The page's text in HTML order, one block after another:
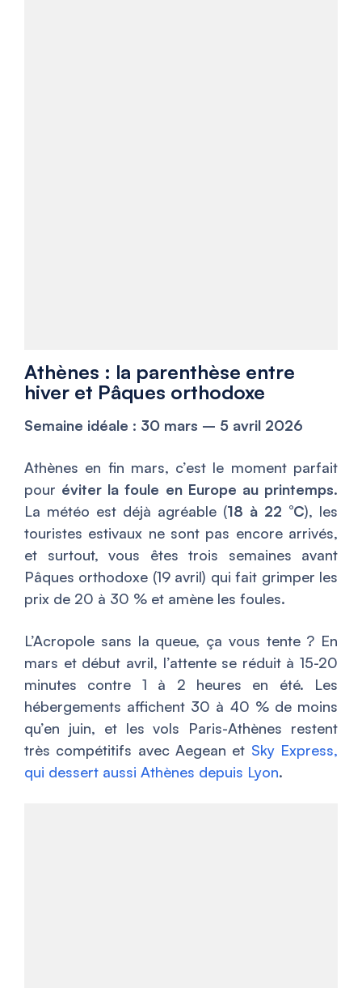
Athènes : la parenthèse entre
hiver et Pâques orthodoxe
Semaine idéale : 30 mars – 5 avril 2026
Athènes en fin mars, c’est le moment parfait
pour éviter la foule en Europe au printemps.
La météo est déjà agréable (18 à 22 °C), les
touristes estivaux ne sont pas encore arrivés,
et surtout, vous êtes trois semaines avant
Pâques orthodoxe (19 avril) qui fait grimper les
prix de 20 à 30 % et amène les foules.
L’Acropole sans la queue, ça vous tente ? En
mars et début avril, l’attente se réduit à 15-20
minutes contre 1 à 2 heures en été. Les
hébergements affichent 30 à 40 % de moins
qu’en juin, et les vols Paris-Athènes restent
très compétitifs avec Aegean et Sky Express,
qui dessert aussi Athènes depuis Lyon.